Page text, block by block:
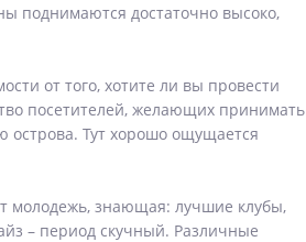
поднимаются достаточно высоко,
от того, хотите ли вы провести
посетителей, желающих принимать
острова. Тут хорошо ощущается
молодежь, знающая: лучшие клубы,
– период скучный. Различные